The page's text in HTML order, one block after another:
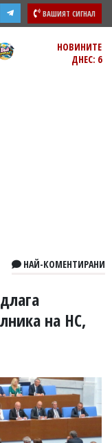
ВАШИЯТ СИГНАЛ
НОВИНИТЕ
ДНЕС: 6
НАЙ-КОМЕНТИРАНИ
на НС,